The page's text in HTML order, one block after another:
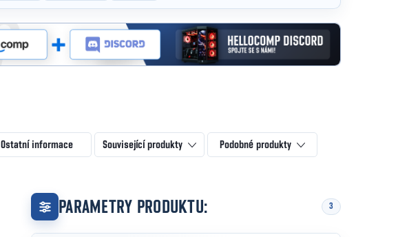
Ostatní informace Související produkty Podobné produkty
PARAMETRY PRODUKTU: 3